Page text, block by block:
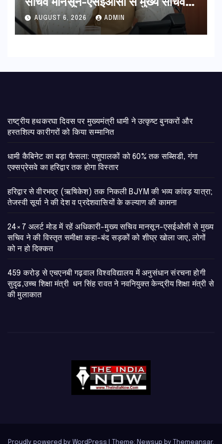
की विस्तृत समीक्षा कहा-बंद सड़कों को
शीघ्र खोला जाए, लोगों को न हो दिक्कत
AUGUST 6, 2026 ADMIN
राष्ट्रीय हथकरघा दिवस पर मुख्यमंत्री धामी ने उत्कृष्ट बुनकरों और
हस्तशिल्प कारीगरों को किया सम्मानित
​धामी कैबिनेट का बड़ा फैसला: पशुपालकों को 60% तक सब्सिडी, गंगा
एक्सप्रेसवे का हरिद्वार तक होगा विस्तार
​हरिद्वार से वीरभद्र (ऋषिकेश) तक निकली BJYM की भव्य कांवड़ यात्रा;
तेजस्वी सूर्या ने की देश व प्रदेशवासियों के कल्याण की कामना
24×7 अलर्ट मोड में रहें अधिकारी-मुख्य सचिव मानसून-एसईओसी से मुख्य
सचिव ने की विस्तृत समीक्षा कहा-बंद सड़कों को शीघ्र खोला जाए, लोगों
को न हो दिक्कत
459 करोड़ से एचएनबी गढ़वाल विश्वविद्यालय में अनुसंधान संरचना होगी
सुदृढ,उच्च शिक्षा मंत्री धन सिंह रावत ने नवनियुक्त केन्द्रीय शिक्षा मंत्री से
की मुलाकात
Proudly powered by WordPress Theme: Newsup by Themeansar.